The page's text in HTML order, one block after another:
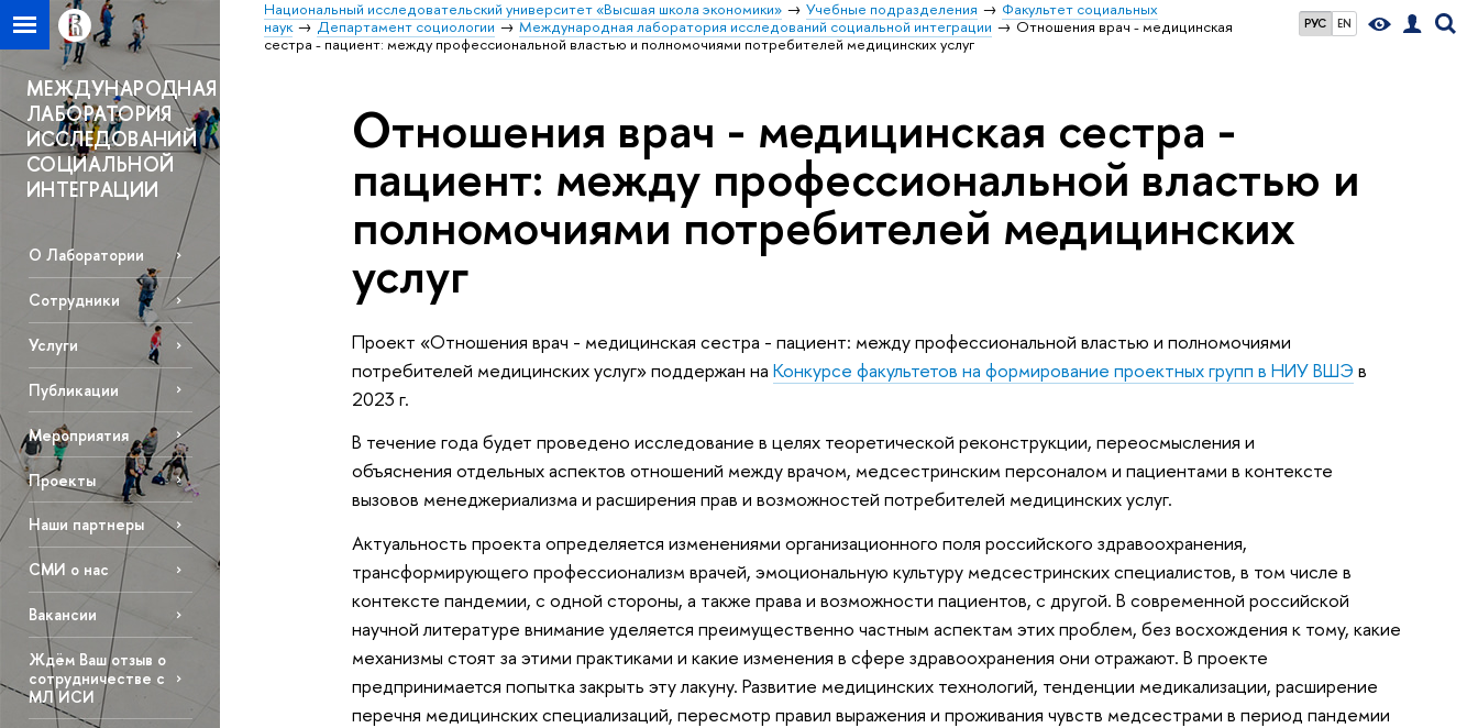
РУС EN
Национальный исследовательский университет «Высшая школа экономики» Учебные подразделения
Факультет социальных
наук
Департамент социологии Международная лаборатория исследований социальной интеграции
Отношения врач - медицинская
сестра - пациент: между профессиональной властью и полномочиями потребителей медицинских услуг
МЕЖДУНАРОДНАЯ
ЛАБОРАТОРИЯ
ИССЛЕДОВАНИЙ
СОЦИАЛЬНОЙ
ИНТЕГРАЦИИ
О Лаборатории
Сотрудники
Услуги
Публикации
Мероприятия
Проекты
Наши партнеры
СМИ о нас
Вакансии
Ждём Ваш отзыв о
сотрудничестве с
МЛ ИСИ
Отношения врач - медицинская сестра -
пациент: между профессиональной властью и
полномочиями потребителей медицинских
услуг
Проект «Отношения врач - медицинская сестра - пациент: между профессиональной властью и полномочиями
потребителей медицинских услуг» поддержан на Конкурсе факультетов на формирование проектных групп в НИУ ВШЭ в
2023 г.
В течение года будет проведено исследование в целях теоретической реконструкции, переосмысления и
объяснения отдельных аспектов отношений между врачом, медсестринским персоналом и пациентами в контексте
вызовов менеджериализма и расширения прав и возможностей потребителей медицинских услуг.
Актуальность проекта определяется изменениями организационного поля российского здравоохранения,
трансформирующего профессионализм врачей, эмоциональную культуру медсестринских специалистов, в том числе в
контексте пандемии, с одной стороны, а также права и возможности пациентов, с другой. В современной российской
научной литературе внимание уделяется преимущественно частным аспектам этих проблем, без восхождения к тому, какие
механизмы стоят за этими практиками и какие изменения в сфере здравоохранения они отражают. В проекте
предпринимается попытка закрыть эту лакуну. Развитие медицинских технологий, тенденции медикализации, расширение
перечня медицинских специализаций, пересмотр правил выражения и проживания чувств медсестрами в период пандемии